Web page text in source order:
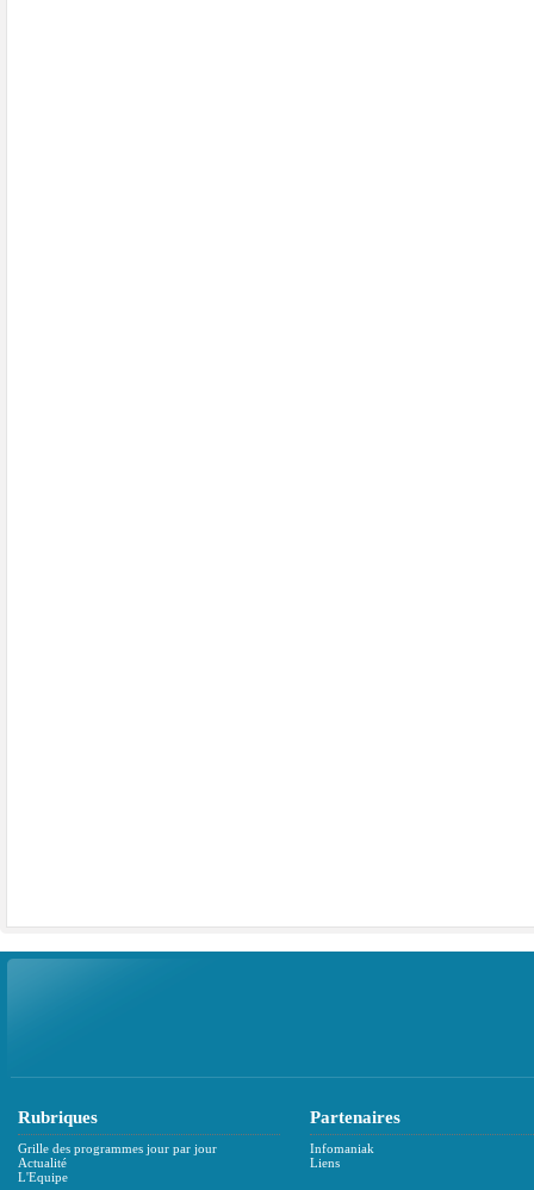
Rubriques
Grille des programmes jour par jour
Actualité
L'Equipe
Partenaires
Infomaniak
Liens